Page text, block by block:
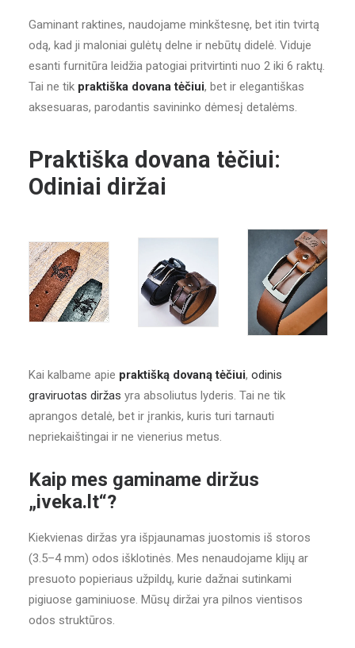
Gaminant raktines, naudojame minkštesnę, bet itin tvirtą
odą, kad ji maloniai gulėtų delne ir nebūtų didelė. Viduje
esanti furnitūra leidžia patogiai pritvirtinti nuo 2 iki 6 raktų.
Tai ne tik praktiška dovana tėčiui, bet ir elegantiškas
aksesuaras, parodantis savininko dėmesį detalėms.
Praktiška dovana tėčiui:
Odiniai diržai
Kai kalbame apie praktišką dovaną tėčiui, odinis
graviruotas diržas yra absoliutus lyderis. Tai ne tik
aprangos detalė, bet ir įrankis, kuris turi tarnauti
nepriekaištingai ir ne vienerius metus.
Kaip mes gaminame diržus
„iveka.lt“?
Kiekvienas diržas yra išpjaunamas juostomis iš storos
(3.5–4 mm) odos išklotinės. Mes nenaudojame klijų ar
presuoto popieriaus užpildų, kurie dažnai sutinkami
pigiuose gaminiuose. Mūsų diržai yra pilnos vientisos
odos struktūros.